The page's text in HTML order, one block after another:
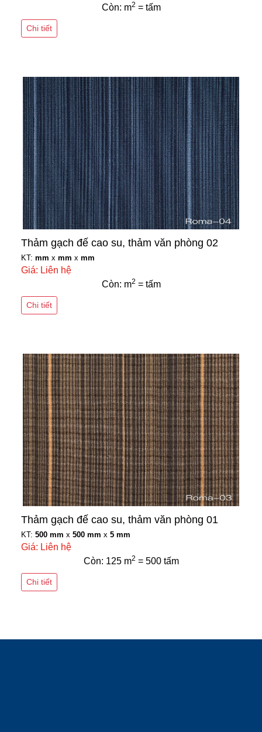
Còn: m2 = tấm
Chi tiết
Thảm gạch đế cao su, thảm văn phòng 02
KT: mm x mm x mm
Giá: Liên hệ
Còn: m2 = tấm
Chi tiết
Thảm gạch đế cao su, thảm văn phòng 01
KT: 500 mm x 500 mm x 5 mm
Giá: Liên hệ
Còn: 125 m2 = 500 tấm
Chi tiết